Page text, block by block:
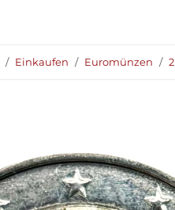
Einkaufen Euromünzen